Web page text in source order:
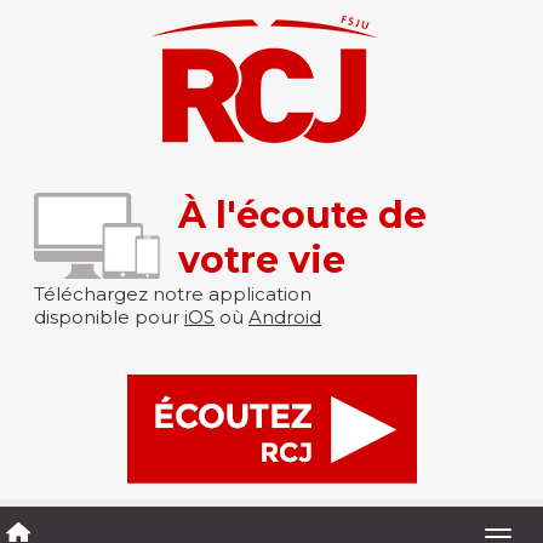
À l'écoute de
votre vie
Téléchargez notre application
disponible pour iOS où Android